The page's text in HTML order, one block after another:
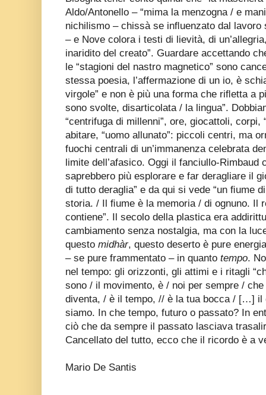
Aldo/Antonello – “mima la menzogna / e
nichilismo – chissà se inﬂuenzato dal
– e Nove colora i testi di lievità, di
inaridito del creato”. Guardare accettando
le “stagioni del nastro magnetico” sono
stessa poesia, l’affermazione di un io, è
virgole” e non è più una forma che riﬂetta a
sono svolte, disarticolata / la lingua”.
“centrifuga di millenni”, ore, giocattoli, corpi,
abitare, “uomo allunato”: piccoli centri, ma
fuochi centrali di un’immanenza celebrata
limite dell’afasico. Oggi il fanciullo-Rimbaud
saprebbero più esplorare e far deragliare il
di tutto deraglia” e da qui si vede “un ﬁume
storia. / Il ﬁume è la memoria / di ognuno. Il
contiene”. Il secolo della plastica era
cambiamento senza nostalgia, ma con la
questo midhàr, questo deserto è pure
– se pure frammentato – in quanto tempo.
nel tempo: gli orizzonti, gli attimi e i ritagli
sono / il movimento, è / noi per sempre /
diventa, / è il tempo, // è la tua bocca / […] il
siamo. In che tempo, futuro o passato? In
ciò che da sempre il passato lasciava
Cancellato del tutto, ecco che il ricordo è a
Mario De Santis